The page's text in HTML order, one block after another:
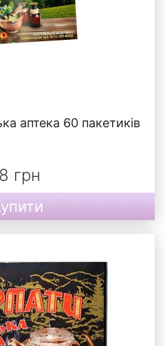
аптека 60 пакетиків
грн